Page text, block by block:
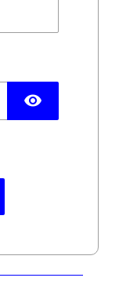
visibility
offrir une